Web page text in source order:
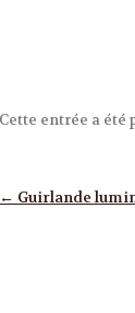
Cette entrée a été
Navigation des
← Guirlande